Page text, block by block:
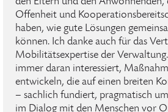
Offenheit und
haben, wie gute Lösungen
können. Ich danke auch für das
Mobilitätsexpertise der
immer daran interessiert,
entwickeln, die auf einen breiten
– sachlich fundiert, pragmatisch
im Dialog mit den Menschen vor